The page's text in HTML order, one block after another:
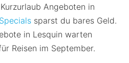
Angeboten in
Specials sparst du bares Geld.
in Lesquin warten
Reisen im September.